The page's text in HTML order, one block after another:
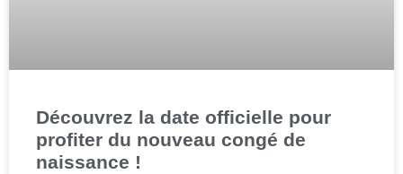
Découvrez la date officielle pour
profiter du nouveau congé de
naissance !